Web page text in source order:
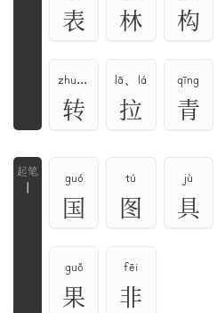
表 林 构
zhuǎn、zhuàn、zhuǎi
转
lā、lá
拉
qīng
青
guó
国
tú
图
jù
具
guǒ
果
fēi
非